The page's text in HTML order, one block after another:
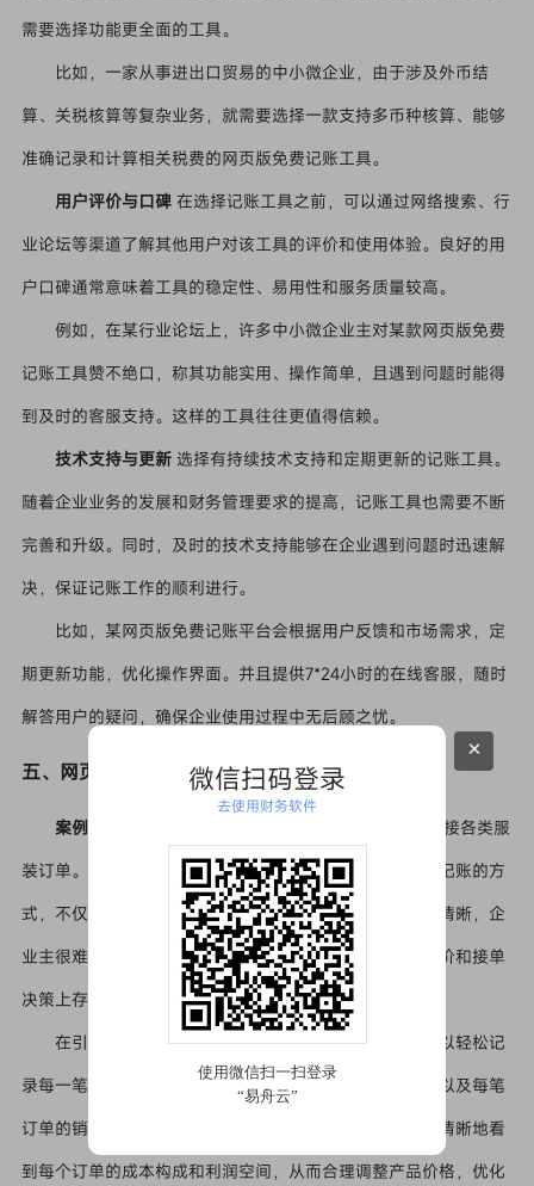
需要选择功能更全面的工具。
比如，一家从事进出口贸易的中小微企业，由于涉及外币结
算、关税核算等复杂业务，就需要选择一款支持多币种核算、能够
准确记录和计算相关税费的网页版免费记账工具。
用户评价与口碑在选择记账工具之前，可以通过网络搜索、行
业论坛等渠道了解其他用户对该工具的评价和使用体验。良好的用
户口碑通常意味着工具的稳定性、易用性和服务质量较高。
例如，在某行业论坛上，许多中小微企业主对某款网页版免费
记账工具赞不绝口，称其功能实用、操作简单，且遇到问题时能得
到及时的客服支持。这样的工具往往更值得信赖。
技术支持与更新选择有持续技术支持和定期更新的记账工具。
随着企业业务的发展和财务管理要求的提高，记账工具也需要不断
完善和升级。同时，及时的技术支持能够在企业遇到问题时迅速解
决，保证记账工作的顺利进行。
比如，某网页版免费记账平台会根据用户反馈和市场需求，定
期更新功能，优化操作界面。并且提供7*24小时的在线客服，随时
解答用户的疑问，确保企业使用过程中无后顾之忧。
五、网页版免费记账在中小微企业中的应用案例
案例一：小型服装加工厂
某小型服装加工厂，主要承接各类服
装订单。在使用网页版免费记账工具之前，企业采用手工记账的方
式，不仅效率低下，而且容易出现错误。由于财务数据不清晰，企
业主很难准确了解每个订单的成本和利润情况，导致在定价和接单
决策上存在盲目性。
在引入一款网页版免费记账工具后，企业财务人员可以轻松记
录每一笔原材料采购、生产加工费用、员工工资等支出，以及每笔
订单的销售收入。通过记账工具生成的报表，企业主能够清晰地看
到每个订单的成本构成和利润空间，从而合理调整产品价格，优化
微信扫码登录
去使用财务软件
×